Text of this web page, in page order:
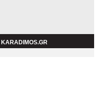
KARADIMOS.GR